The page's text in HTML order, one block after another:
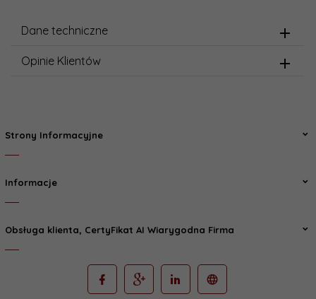
Dane techniczne
Opinie Klientów
Strony Informacyjne
Informacje
Obsługa klienta, CertyFikat AI Wiarygodna Firma